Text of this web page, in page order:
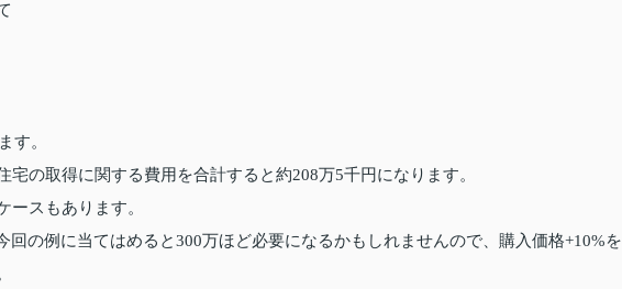
す。
宅の取得に関する費用を合計すると約208万5千円になります。
ースもあります。
回の例に当てはめると300万ほど必要になるかもしれませんので、購入価格+10%を